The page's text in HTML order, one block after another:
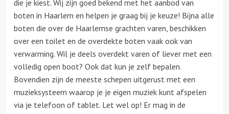
die je kiest. Wij zijn goed bekend met het aanbod van
boten in Haarlem en helpen je graag bij je keuze! Bijna alle
boten die over de Haarlemse grachten varen, beschikken
over een toilet en de overdekte boten vaak ook van
verwarming. Wil je deels overdekt varen of liever met een
volledig open boot? Ook dat kun je zelf bepalen.
Bovendien zijn de meeste schepen uitgerust met een
muzieksysteem waarop je je eigen muziek kunt afspelen
via je telefoon of tablet. Let wel op! Er mag in de